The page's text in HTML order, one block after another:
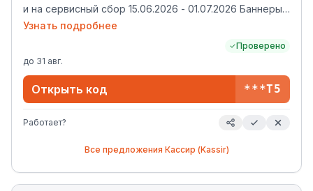
и на сервисный сбор 15.06.2026 - 01.07.2026 Баннеры:
https://drive.google.com/drive/folders/1Ml5thB-
Узнать подробнее
Проверено
до 31 авг.
Открыть код ***Т5
Работает?
Все предложения Кассир (Kassir)